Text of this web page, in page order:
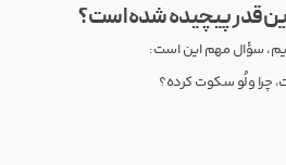
سؤال مهم این است:
چرا ولُو سکوت کرده؟